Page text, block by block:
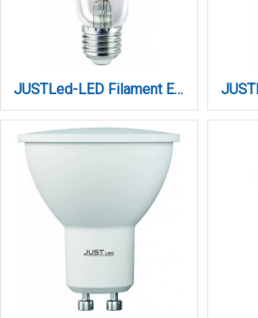
JUSTLed-LED Filament Ε27 Α60 14W 4000K Φυσικό (B276014102)